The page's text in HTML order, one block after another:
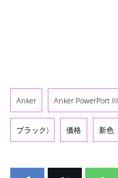
Anker Anker PowerPort
ブラック) 価格 新色